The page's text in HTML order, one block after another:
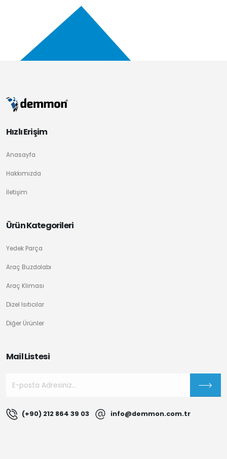
Hızlı Erişim
Anasayfa
Hakkımızda
İletişim
Ürün Kategorileri
Yedek Parça
Araç Buzdolabı
Araç Kliması
Dizel Isıtıcılar
Diğer Ürünler
Mail Listesi
(+90) 212 864 39 03 info@demmon.com.tr